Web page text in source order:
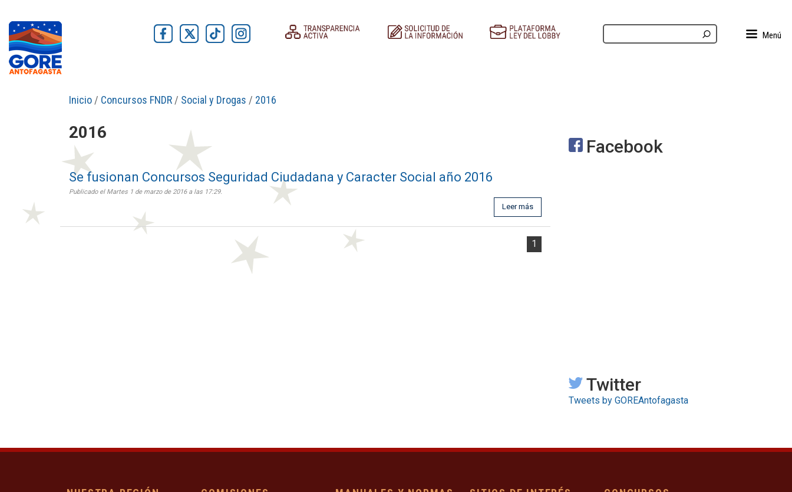
Menú
Inicio / Concursos FNDR / Social y Drogas / 2016
2016
Se fusionan Concursos Seguridad Ciudadana y Caracter Social año 2016
Publicado el Martes 1 de marzo de 2016 a las 17:29.
Leer más
1
Facebook
Twitter
Tweets by GOREAntofagasta